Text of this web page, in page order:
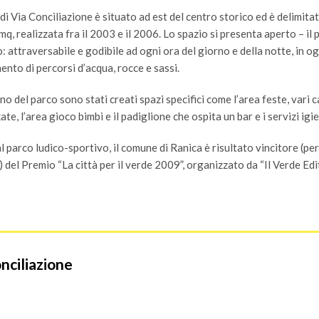
Via Conciliazione è situato ad est del centro storico ed è
realizzata fra il 2003 e il 2006. Lo spazio si presenta aperto – il
attraversabile e godibile ad ogni ora del giorno e della notte, in
di percorsi d’acqua, rocce e sassi.
del parco sono stati creati spazi specifici come l’area feste, vari
l’area gioco bimbi e il padiglione che ospita un bar e i servizi
parco ludico-sportivo, il comune di Ranica è risultato vincitore
Premio “La città per il verde 2009”, organizzato da “Il Verde